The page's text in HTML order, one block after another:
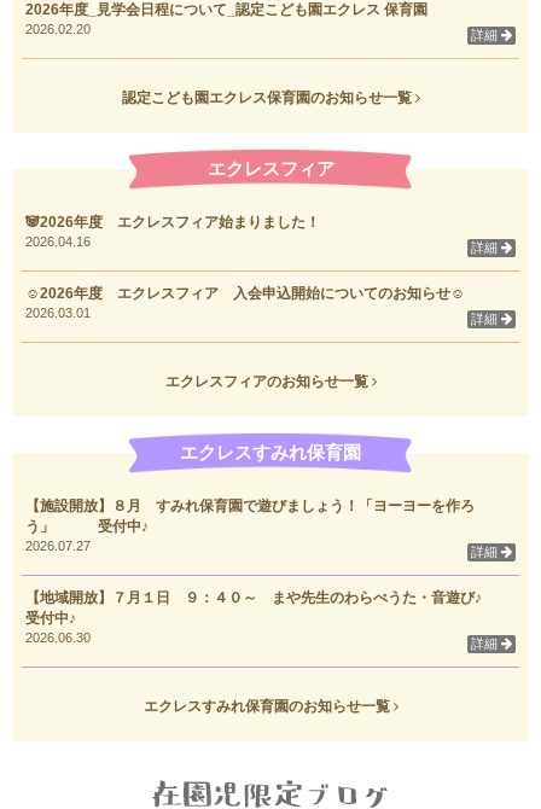
2026年度_見学会日程について_認定こども園エクレス 保育園
2026.02.20 詳細
認定こども園エクレス保育園のお知らせ一覧
エクレスフィア
🐼2026年度 エクレスフィア始まりました！
2026.04.16 詳細
☺2026年度 エクレスフィア 入会申込開始についてのお知らせ☺
2026.03.01 詳細
エクレスフィアのお知らせ一覧
エクレスすみれ保育園
【施設開放】８月 すみれ保育園で遊びましょう！「ヨーヨーを作ろ
う」 受付中♪
2026.07.27 詳細
【地域開放】７月１日 ９：４０～ まや先生のわらべうた・音遊び♪
受付中♪
2026.06.30 詳細
エクレスすみれ保育園のお知らせ一覧